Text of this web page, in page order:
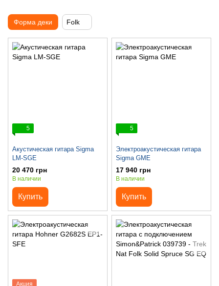
Форма деки Folk
5
Акустическая гитара Sigma
LM-SGE
20 470 грн
В наличии
Купить
5
Электроакустическая гитара
Sigma GME
17 940 грн
В наличии
Купить
Акция